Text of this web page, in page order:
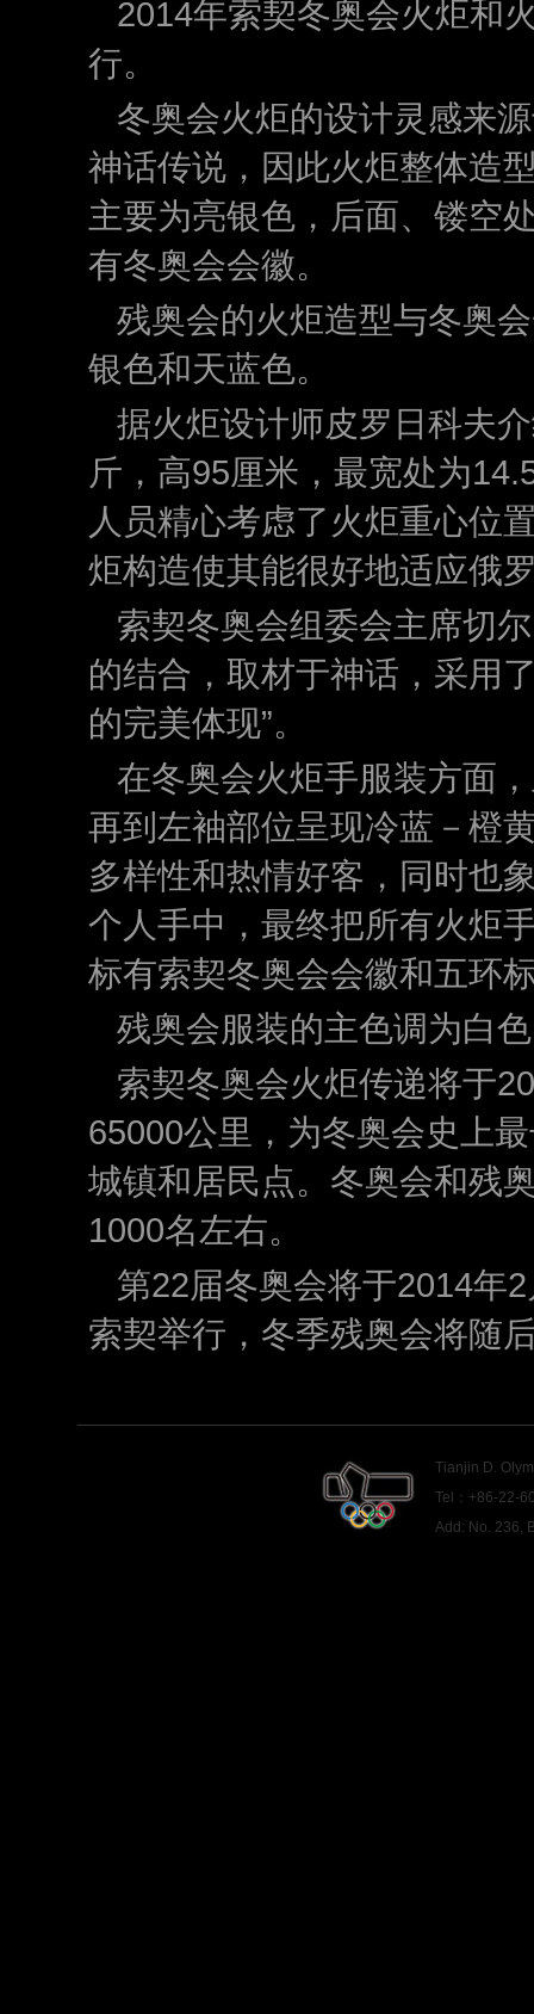
2014年索契冬奥会火炬和
行。
冬奥会火炬的设计灵感来
神话传说，因此火炬整体造
主要为亮银色，后面、镂空
有冬奥会会徽。
残奥会的火炬造型与冬奥
银色和天蓝色。
据火炬设计师皮罗日科夫
斤，高95厘米，最宽处为
人员精心考虑了火炬重心位
炬构造使其能很好地适应俄
索契冬奥会组委会主席切
的结合，取材于神话，采用
的完美体现”。
在冬奥会火炬手服装方面
再到左袖部位呈现冷蓝－橙
多样性和热情好客，同时也
个人手中，最终把所有火炬
标有索契冬奥会会徽和五环
残奥会服装的主色调为白
索契冬奥会火炬传递将于
65000公里，为冬奥会史上
城镇和居民点。冬奥会和残
1000名左右。
第22届冬奥会将于2014年
索契举行，冬季残奥会将随
Tianjin D.
Tel：+86-22-
Add: No. 236,